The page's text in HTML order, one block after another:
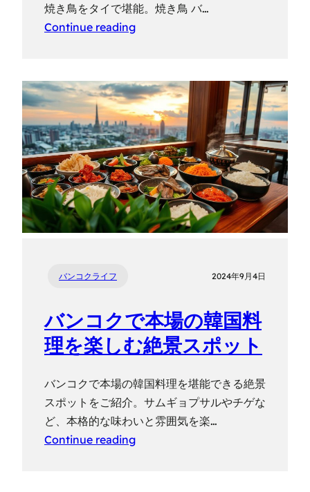
焼き鳥をタイで堪能。焼き鳥 バ…
Continue reading
バンコクライフ 2024年9月4日
バンコクで本場の韓国料
理を楽しむ絶景スポット
バンコクで本場の韓国料理を堪能できる絶景
スポットをご紹介。サムギョプサルやチゲな
ど、本格的な味わいと雰囲気を楽…
Continue reading